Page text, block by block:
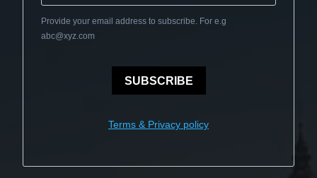
Provide your email address to subscribe. For e.g
abc@xyz.com
SUBSCRIBE
Terms & Privacy policy